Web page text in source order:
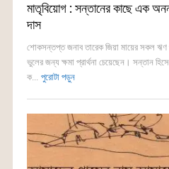
মাতৃবিয়োগ : সন্তানের কাছে এক
দাস
শোকসন্তপ্ত জনাব তারেক জিয়া মায়ের সকল ঋণ
ভুলের জন্য ক্ষমা প্রার্থনা চেয়েছেন। সন্তান
ক... পুরোটা পড়ুন